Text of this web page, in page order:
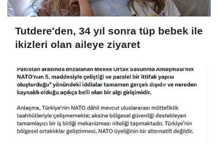
Tutdere'den, 34 yıl sonra tüp bebek ile
ikizleri olan aileye ziyaret